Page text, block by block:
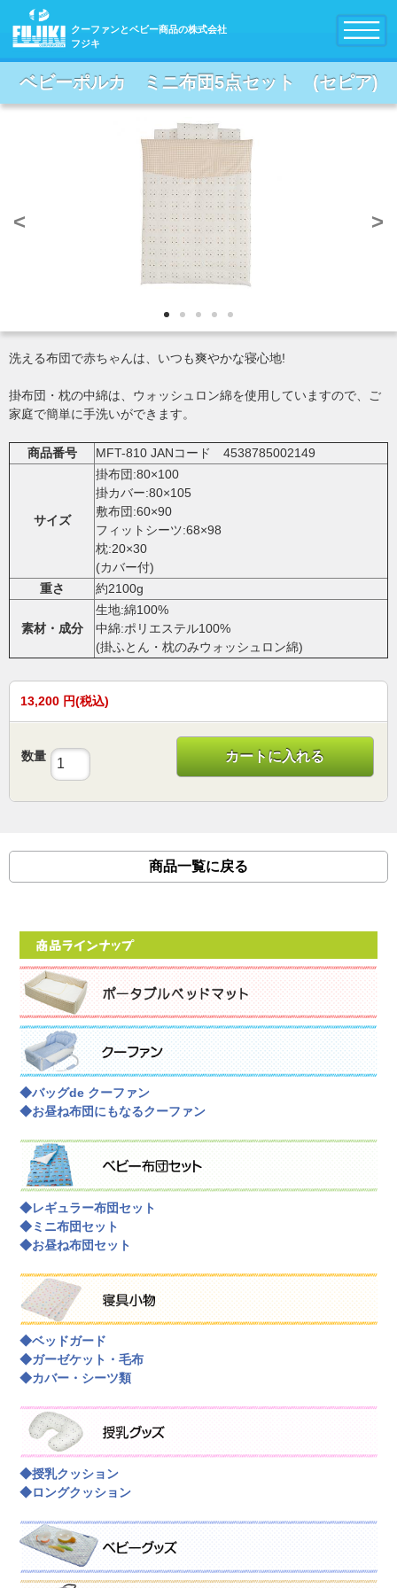
クーファンとベビー商品の株式会社
フジキ
ベビーポルカ ミニ布団5点セット (セピア)
< >
洗える布団で赤ちゃんは、いつも爽やかな寝心地!
掛布団・枕の中綿は、ウォッシュロン綿を使用していますので、ご
家庭で簡単に手洗いができます。
商品番号 MFT-810 JANコード 4538785002149
サイズ
掛布団:80×100
掛カバー:80×105
敷布団:60×90
フィットシーツ:68×98
枕:20×30
(カバー付)
重さ
約2100g
素材・成分
生地:綿100%
中綿:ポリエステル100%
(掛ふとん・枕のみウォッシュロン綿)
13,200 円(税込)
数量 カートに入れる
商品一覧に戻る
◆バッグde クーファン
◆お昼ね布団にもなるクーファン
◆レギュラー布団セット
◆ミニ布団セット
◆お昼ね布団セット
◆ベッドガード
◆ガーゼケット・毛布
◆カバー・シーツ類
◆授乳クッション
◆ロングクッション